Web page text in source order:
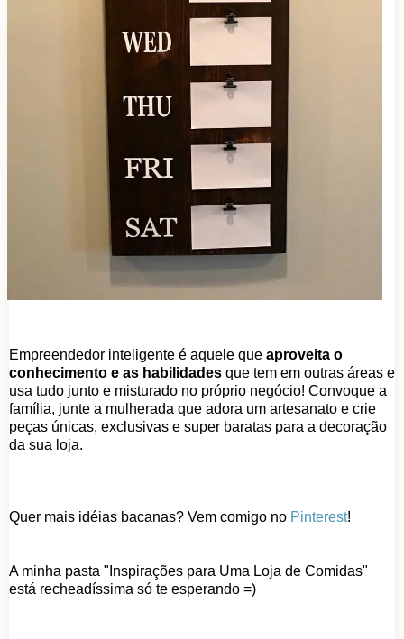
Empreendedor inteligente é aquele que aproveita o
conhecimento e as habilidades que tem em outras áreas e
usa tudo junto e misturado no próprio negócio! Convoque a
família, junte a mulherada que adora um artesanato e crie
peças únicas, exclusivas e super baratas para a decoração
da sua loja.
Quer mais idéias bacanas? Vem comigo no Pinterest!
A minha pasta "Inspirações para Uma Loja de Comidas"
está recheadíssima só te esperando =)